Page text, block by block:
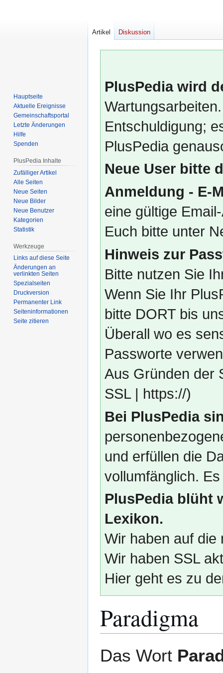
PlusPedia wird
Entschuldigung;
PlusPedia
Neue User bitte
Anmeldung - E-
eine gültige
Euch bitte unter
Hinweis zur
Bitte nutzen Sie
Wenn Sie Ihr
bitte DORT bis
Überall wo es
Passworte
Aus Gründen der
SSL | https://)
Bei PlusPedia
und erfüllen die
vollumfänglich.
PlusPedia blüht
Lexikon.
Wir haben auf die
Wir haben SSL
Hier geht es zu
Paradigma
Navigation
Suche
Das Wort
Artikel Diskussion
Hauptseite
Aktuelle Ereignisse
Gemeinschafts­portal
Letzte Änderungen
Hilfe
Spenden
PlusPedia Inhalte
Zufälliger Artikel
Alle Seiten
Neue Seiten
Neue Bilder
Neue Benutzer
Kategorien
Statistik
Werkzeuge
Links auf diese Seite
Änderungen an
verlinkten Seiten
Spezialseiten
Druckversion
Permanenter Link
Seiten­­informationen
Seite zitieren